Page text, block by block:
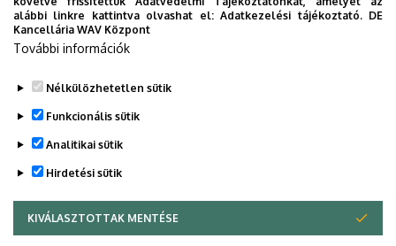
alábbi linkre kattintva olvashat el:Adatkezelési tájékoztató. DE
Kancellária WAV Központ
További információk
Nélkülözhetetlen sütik
Funkcionális sütik
Analitikai sütik
Hirdetési sütik
KIVÁLASZTOTTAK MENTÉSE
WITHDRAW CONSENT